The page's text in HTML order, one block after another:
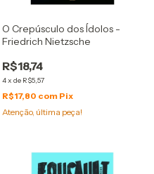
O Crepúsculo dos Ídolos -
Friedrich Nietzsche
R$18,74
4x de R$5,57
R$17,80 com Pix
Atenção, última peça!